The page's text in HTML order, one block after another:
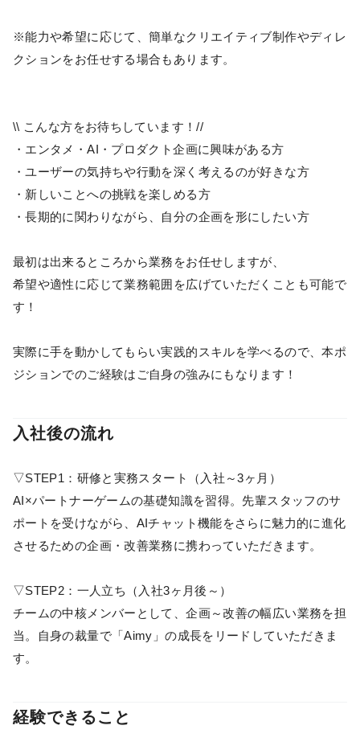
※能力や希望に応じて、簡単なクリエイティブ制作やディレ
クションをお任せする場合もあります。
\\ こんな方をお待ちしています！//
・エンタメ・AI・プロダクト企画に興味がある方
・ユーザーの気持ちや行動を深く考えるのが好きな方
・新しいことへの挑戦を楽しめる方
・長期的に関わりながら、自分の企画を形にしたい方
最初は出来るところから業務をお任せしますが、
希望や適性に応じて業務範囲を広げていただくことも可能で
す！
実際に手を動かしてもらい実践的スキルを学べるので、本ポ
ジションでのご経験はご自身の強みにもなります！
入社後の流れ
▽STEP1：研修と実務スタート（入社～3ヶ月）
AI×パートナーゲームの基礎知識を習得。先輩スタッフのサ
ポートを受けながら、AIチャット機能をさらに魅力的に進化
させるための企画・改善業務に携わっていただきます。
▽STEP2：一人立ち（入社3ヶ月後～）
チームの中核メンバーとして、企画～改善の幅広い業務を担
当。自身の裁量で「Aimy」の成長をリードしていただきま
す。
経験できること